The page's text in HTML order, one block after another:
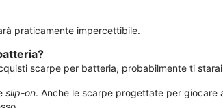
praticamente impercettibile.
scarpe per batteria, probabilmente ti
slip-on. Anche le scarpe progettate per